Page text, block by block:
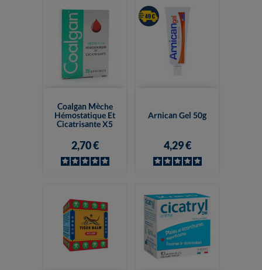
Coalgan Mèche
Hémostatique Et
Cicatrisante X5
2,70 €
Arnican Gel 50g
4,29 €